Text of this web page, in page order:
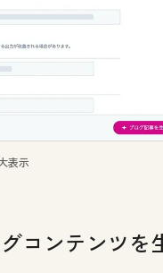
表示
コンテンツを